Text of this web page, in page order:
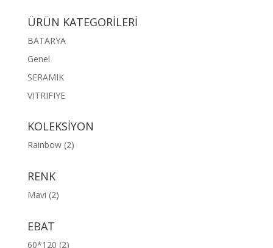
ÜRÜN KATEGORİLERİ
BATARYA
Genel
SERAMIK
VITRIFIYE
KOLEKSİYON
Rainbow (2)
RENK
Mavi (2)
EBAT
60*120 (2)